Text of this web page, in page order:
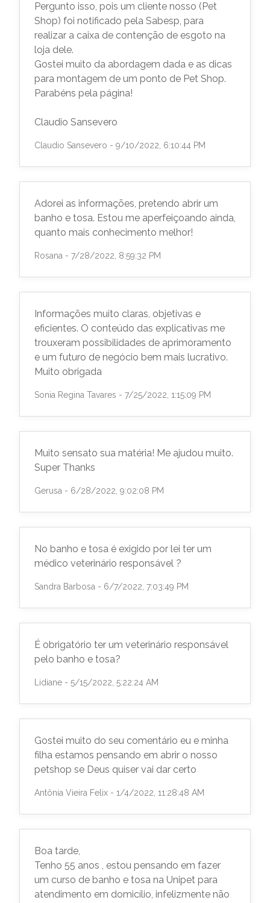
Pergunto isso, pois um cliente nosso (Pet
Shop) foi notificado pela Sabesp, para
realizar a caixa de contenção de esgoto na
loja dele.
Gostei muito da abordagem dada e as dicas
para montagem de um ponto de Pet Shop.
Parabéns pela página!
Claudio Sansevero
Claudio Sansevero - 9/10/2022, 6:10:44 PM
Adorei as informações, pretendo abrir um
banho e tosa. Estou me aperfeiçoando ainda,
quanto mais conhecimento melhor!
Rosana - 7/28/2022, 8:59:32 PM
Informações muito claras, objetivas e
eficientes. O conteúdo das explicativas me
trouxeram possibilidades de aprimoramento
e um futuro de negócio bem mais lucrativo.
Muito obrigada
Sonia Regina Tavares - 7/25/2022, 1:15:09 PM
Muito sensato sua matéria! Me ajudou muito.
Super Thanks
Gerusa - 6/28/2022, 9:02:08 PM
No banho e tosa é exigido por lei ter um
médico veterinário responsável ?
Sandra Barbosa - 6/7/2022, 7:03:49 PM
É obrigatório ter um veterinário responsável
pelo banho e tosa?
Lidiane - 5/15/2022, 5:22:24 AM
Gostei muito do seu comentário eu e minha
filha estamos pensando em abrir o nosso
petshop se Deus quiser vai dar certo
Antônia Vieira Felix - 1/4/2022, 11:28:48 AM
Boa tarde,
Tenho 55 anos , estou pensando em fazer
um curso de banho e tosa na Unipet para
atendimento em domicílio, infelizmente não